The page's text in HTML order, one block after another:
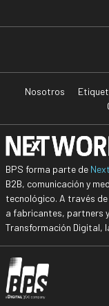
Nosotros
BPS forma parte de
B2B, comunicación y
tecnológico. A través
a fabricantes, partners
Transformación Digital,